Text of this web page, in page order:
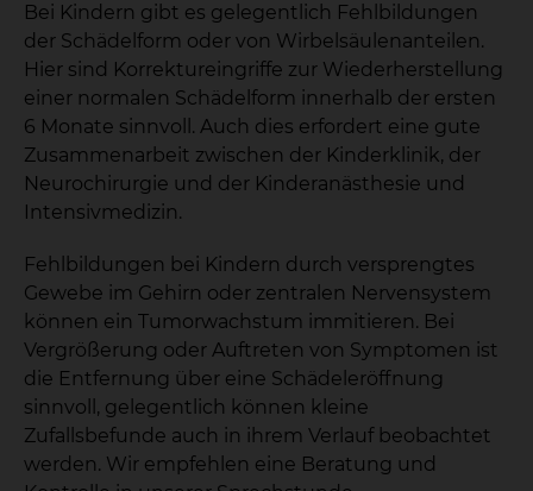
Bei Kindern gibt es gelegentlich Fehlbildungen
der Schädelform oder von Wirbelsäulenanteilen.
Hier sind Korrektureingriffe zur Wiederherstellung
einer normalen Schädelform innerhalb der ersten
6 Monate sinnvoll. Auch dies erfordert eine gute
Zusammenarbeit zwischen der Kinderklinik, der
Neurochirurgie und der Kinderanästhesie und
Intensivmedizin.
Fehlbildungen bei Kindern durch versprengtes
Gewebe im Gehirn oder zentralen Nervensystem
können ein Tumorwachstum immitieren. Bei
Vergrößerung oder Auftreten von Symptomen ist
die Entfernung über eine Schädeleröffnung
sinnvoll, gelegentlich können kleine
Zufallsbefunde auch in ihrem Verlauf beobachtet
werden. Wir empfehlen eine Beratung und